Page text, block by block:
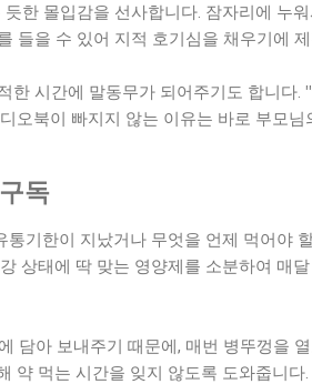
한 몰입감을 선사합니다. 잠자리에 누
들을 수 있어 지적 호기심을 채우기에 제
한 시간에 말동무가 되어주기도 합니다.
오북이 빠지지 않는 이유는 바로 부모님
독
기한이 지났거나 무엇을 언제 먹어야
상태에 딱 맞는 영양제를 소분하여 매
담아 보내주기 때문에, 매번 병뚜껑을
약 먹는 시간을 잊지 않도록 도와줍니다.